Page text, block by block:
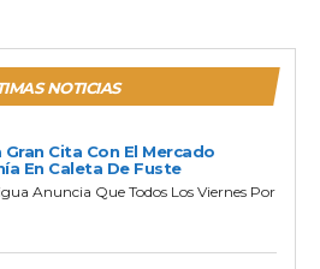
NOTICIAS
Cita Con El Mercado
En Caleta De Fuste
Anuncia Que Todos Los Viernes Por